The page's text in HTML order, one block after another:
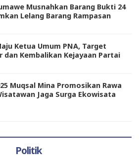
Musnahkan Barang Bukti 24
Lelang Barang Rampasan
Ketua Umum PNA, Target
dan Kembalikan Kejayaan Partai
Muqsal Mina Promosikan Rawa
Jaga Surga Ekowisata
Politik